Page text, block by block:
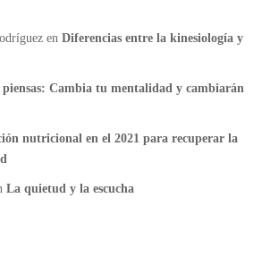
en Diferencias entre la kinesiología y
piensas: Cambia tu mentalidad y cambiarán
nutricional en el 2021 para recuperar la
La quietud y la escucha